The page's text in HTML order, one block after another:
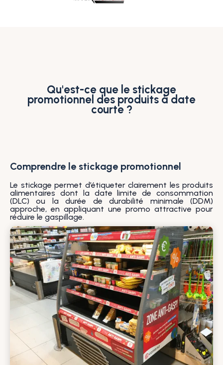
Qu'est-ce que le stickage
promotionnel des produits à date
courte ?
Comprendre le stickage promotionnel
Le stickage permet d’étiqueter clairement les produits
alimentaires dont la date limite de consommation
(DLC) ou la durée de durabilité minimale (DDM)
approche, en appliquant une promo attractive pour
réduire le gaspillage.